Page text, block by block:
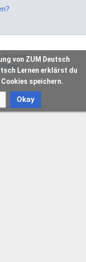
Lernen
von ZUM Deutsch
Lernen erklärst du
speichern.
Okay